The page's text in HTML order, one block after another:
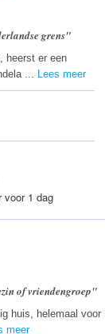
grens"
heerst er een
... Lees meer
voor 1 dag
of vriendengroep"
huis, helemaal voor
meer